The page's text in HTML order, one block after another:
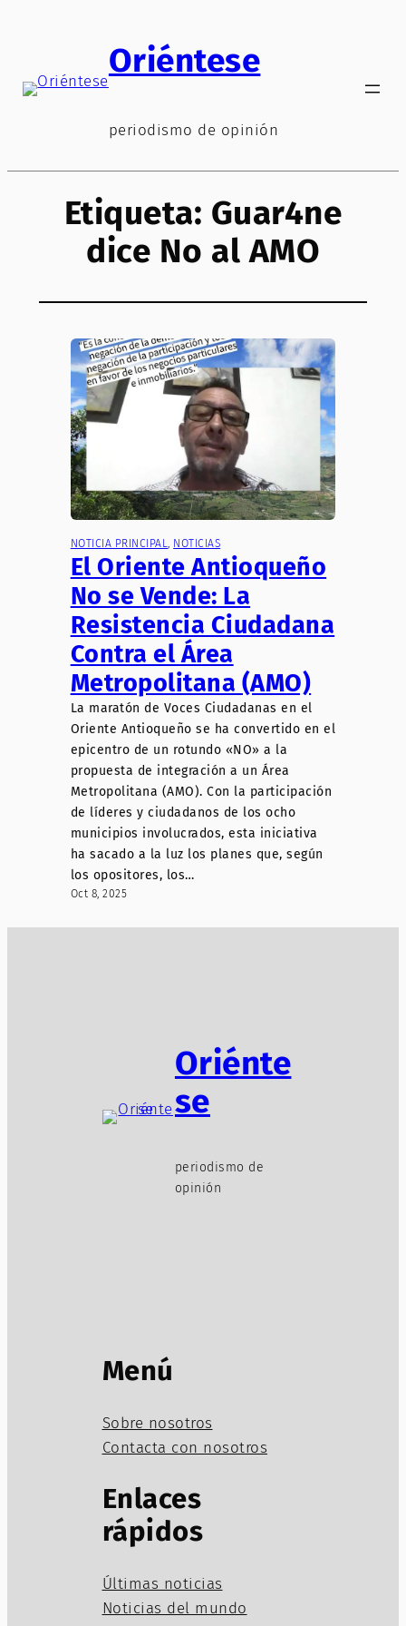
Oriéntese
periodismo de opinión
Etiqueta: Guar4ne
dice No al AMO
NOTICIA PRINCIPAL, NOTICIAS
El Oriente Antioqueño
No se Vende: La
Resistencia Ciudadana
Contra el Área
Metropolitana (AMO)
La maratón de Voces Ciudadanas en el
Oriente Antioqueño se ha convertido en el
epicentro de un rotundo «NO» a la
propuesta de integración a un Área
Metropolitana (AMO). Con la participación
de líderes y ciudadanos de los ocho
municipios involucrados, esta iniciativa
ha sacado a la luz los planes que, según
los opositores, los…
Oct 8, 2025
Oriénte
se
periodismo de
opinión
Menú
Sobre nosotros
Contacta con nosotros
Enlaces
rápidos
Últimas noticias
Noticias del mundo